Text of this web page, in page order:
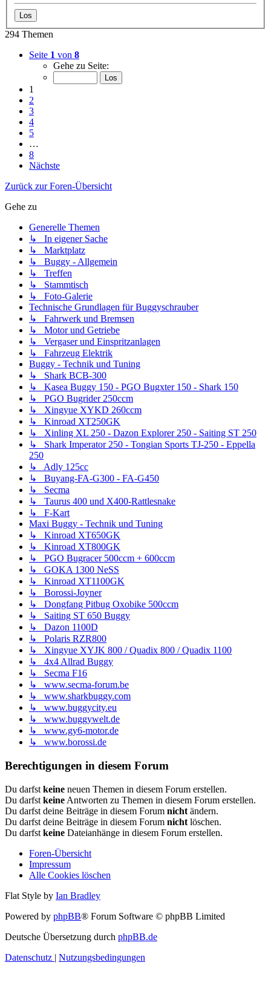
294 Themen
Seite 1 von 8
Gehe zu Seite:
1
2
3
4
5
…
8
Nächste
Zurück zur Foren-Übersicht
Gehe zu
Generelle Themen
↳ In eigener Sache
↳ Marktplatz
↳ Buggy - Allgemein
↳ Treffen
↳ Stammtisch
↳ Foto-Galerie
Technische Grundlagen für Buggyschrauber
↳ Fahrwerk und Bremsen
↳ Motor und Getriebe
↳ Vergaser und Einspritzanlagen
↳ Fahrzeug Elektrik
Buggy - Technik und Tuning
↳ Shark BCB-300
↳ Kasea Buggy 150 - PGO Bugxter 150 - Shark 150
↳ PGO Bugrider 250ccm
↳ Xingyue XYKD 260ccm
↳ Kinroad XT250GK
↳ Xinling XL 250 - Dazon Explorer 250 - Saiting ST 250
↳ Shark Imperator 250 - Tongian Sports TJ-250 - Eppella
250
↳ Adly 125cc
↳ Buyang-FA-G300 - FA-G450
↳ Secma
↳ Taurus 400 und X400-Rattlesnake
↳ F-Kart
Maxi Buggy - Technik und Tuning
↳ Kinroad XT650GK
↳ Kinroad XT800GK
↳ PGO Bugracer 500ccm + 600ccm
↳ GOKA 1300 NeSS
↳ Kinroad XT1100GK
↳ Borossi-Joyner
↳ Dongfang Pitbug Oxobike 500ccm
↳ Saiting ST 650 Buggy
↳ Dazon 1100D
↳ Polaris RZR800
↳ Xingyue XYJK 800 / Quadix 800 / Quadix 1100
↳ 4x4 Allrad Buggy
↳ Secma F16
↳ www.secma-forum.be
↳ www.sharkbuggy.com
↳ www.buggycity.eu
↳ www.buggywelt.de
↳ www.gy6-motor.de
↳ www.borossi.de
Berechtigungen in diesem Forum
Du darfst keine neuen Themen in diesem Forum erstellen.
Du darfst keine Antworten zu Themen in diesem Forum erstellen.
Du darfst deine Beiträge in diesem Forum nicht ändern.
Du darfst deine Beiträge in diesem Forum nicht löschen.
Du darfst keine Dateianhänge in diesem Forum erstellen.
Foren-Übersicht
Impressum
Alle Cookies löschen
Flat Style by Ian Bradley
Powered by phpBB® Forum Software © phpBB Limited
Deutsche Übersetzung durch phpBB.de
Datenschutz | Nutzungsbedingungen